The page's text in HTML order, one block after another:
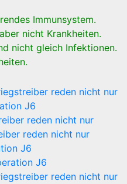
Immunsystem.
nicht Krankheiten.
nicht gleich Infektionen.
reden nicht nur
J6
reden nicht nur
reden nicht nur
J6
J6
reden nicht nur